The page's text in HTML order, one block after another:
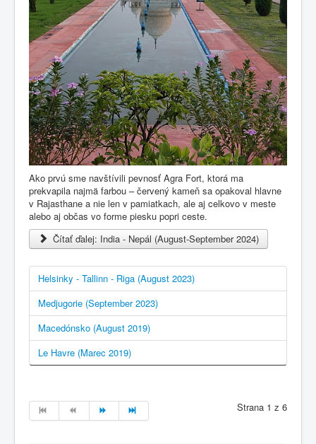
Ako prvú sme navštívili pevnosť Agra Fort, ktorá ma
prekvapila najmä farbou – červený kameň sa opakoval hlavne
v Rajasthane a nie len v pamiatkach, ale aj celkovo v meste
alebo aj občas vo forme piesku popri ceste.
Čítať ďalej: India - Nepál (August-September 2024)
Helsinky - Tallinn - Riga (August 2023)
Medjugorie (September 2023)
Macedónsko (August 2019)
Le Havre (Marec 2019)
Strana 1 z 6